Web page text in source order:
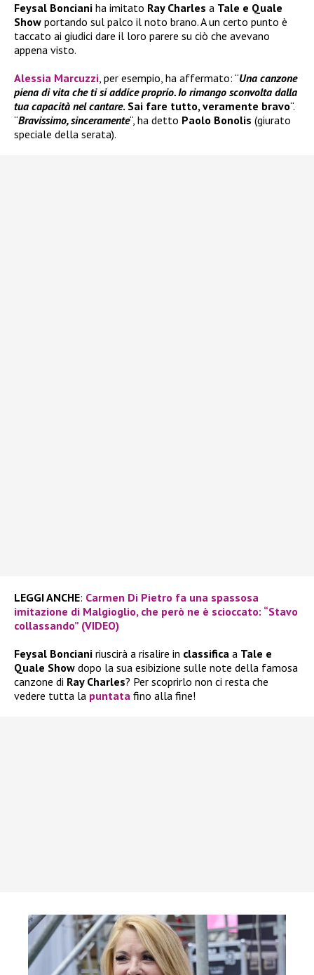
Feysal Bonciani ha imitato Ray Charles a Tale e Quale
Show portando sul palco il noto brano. A un certo punto è
taccato ai giudici dare il loro parere su ciò che avevano
appena visto.
Alessia Marcuzzi, per esempio, ha affermato: “Una canzone
piena di vita che ti si addice proprio. Io rimango sconvolta dalla
tua capacità nel cantare. Sai fare tutto, veramente bravo“.
“Bravissimo, sinceramente“, ha detto Paolo Bonolis (giurato
speciale della serata).
LEGGI ANCHE: Carmen Di Pietro fa una spassosa
imitazione di Malgioglio, che però ne è scioccato: “Stavo
collassando” (VIDEO)
Feysal Bonciani riuscirà a risalire in classifica a Tale e
Quale Show dopo la sua esibizione sulle note della famosa
canzone di Ray Charles? Per scoprirlo non ci resta che
vedere tutta la puntata fino alla fine!